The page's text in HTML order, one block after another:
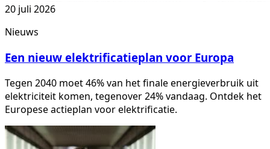
20 juli 2026
Nieuws
Een nieuw elektrificatieplan voor Europa
Tegen 2040 moet 46% van het finale energieverbruik uit
elektriciteit komen, tegenover 24% vandaag. Ontdek het
Europese actieplan voor elektrificatie.